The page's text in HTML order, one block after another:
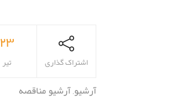
۲۳
تیر اشتراک گذاری
آرشیو آرشیو مناقصه